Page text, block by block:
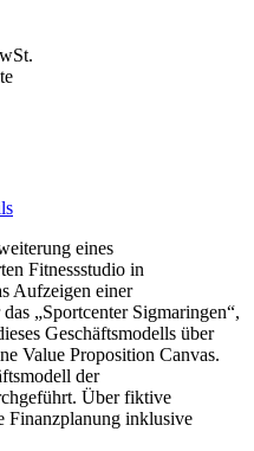
eines
Fitnessstudio in
Aufzeigen einer
„Sportcenter Sigmaringen“,
Geschäftsmodells über
Value Proposition Canvas.
der
Über fiktive
Finanzplanung inklusive